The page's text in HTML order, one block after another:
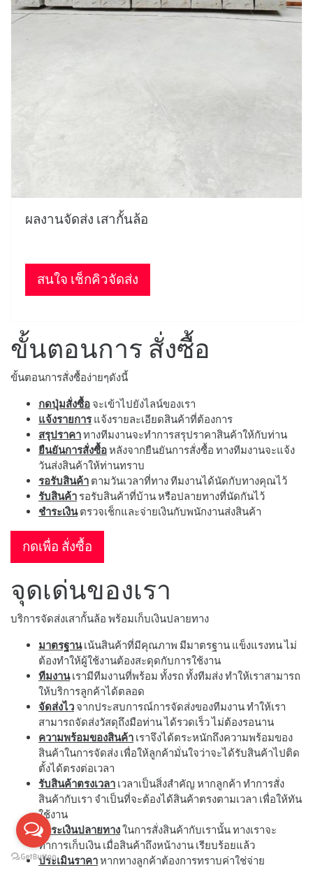
ผลงานจัดส่ง เสากั้นล้อ
สนใจ เช็กคิวจัดส่ง
ขั้นตอนการ สั่งซื้อ
ขั้นตอนการสั่งซื้อง่ายๆดังนี้
กดปุ่มสั่งซื้อ จะเข้าไปยังไลน์ของเรา
แจ้งรายการแจ้งรายละเอียดสินค้าที่ต้องการ
สรุปราคาทางทีมงานจะทำการสรุปราคาสินค้าให้กับท่าน
ยืนยันการสั่งซื้อหลังจากยืนยันการสั่งซื้อ ทางทีมงานจะแจ้ง
วันส่งสินค้าให้ท่านทราบ
รอรับสินค้า ตามวันเวลาที่ทาง ทีมงานได้นัดกับทางคุณไว้
รับสินค้า รอรับสินค้าที่บ้าน หรือปลายทางที่นัดกันไว้
ชำระเงินตรวจเช็กและจ่ายเงินกับพนักงานส่งสินค้า
กดเพื่อ สั่งซื้อ
จุดเด่นของเรา
บริการจัดส่งเสากั้นล้อ พร้อมเก็บเงินปลายทาง
มาตรฐานเน้นสินค้าที่มีคุณภาพ มีมาตรฐาน แข็งแรงทน ไม่
ต้องทำให้ผู้ใช้งานต้องสะดุดกับการใช้งาน
ทีมงานเรามีทีมงานที่พร้อม ทั้งรถ ทั้งทีมส่ง ทำให้เราสามารถ
ให้บริการลูกค้าได้ตลอด
จัดส่งไว จากประสบการณ์การจัดส่งของทีมงาน ทำให้เรา
สามารถจัดส่งวัสดุถึงมือท่าน ได้รวดเร็ว ไม่ต้องรอนาน
ความพร้อมของสินค้า เราจึงได้ตระหนักถึงความพร้อมของ
สินค้าในการจัดส่ง เพื่อให้ลูกค้ามั่นใจว่าจะได้รับสินค้าไปติด
ตั้งได้ตรงต่อเวลา
รับสินค้าตรงเวลา เวลาเป็นสิ่งสำคัญ หากลูกค้า ทำการสั่ง
สินค้ากับเรา จำเป็นที่จะต้องได้สินค้าตรงตามเวลา เพื่อให้ทัน
ใช้งาน
ชำระเงินปลายทางในการสั่งสินค้ากับเรานั้น ทางเราจะ
ทำการเก็บเงิน เมื่อสินค้าถึงหน้างาน เรียบร้อยแล้ว
ประเมินราคาหากทางลูกค้าต้องการทราบค่าใช่จ่าย